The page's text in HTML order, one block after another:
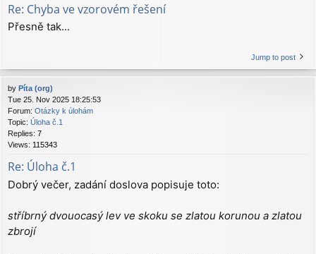
Re: Chyba ve vzorovém řešení
Přesně tak...
Jump to post
by Píta (org)
Tue 25. Nov 2025 18:25:53
Forum: Otázky k úlohám
Topic: Úloha č.1
Replies: 7
Views: 115343
Re: Úloha č.1
Dobrý večer, zadání doslova popisuje toto:
stříbrný dvouocasý lev ve skoku se zlatou korunou a zlatou
zbrojí